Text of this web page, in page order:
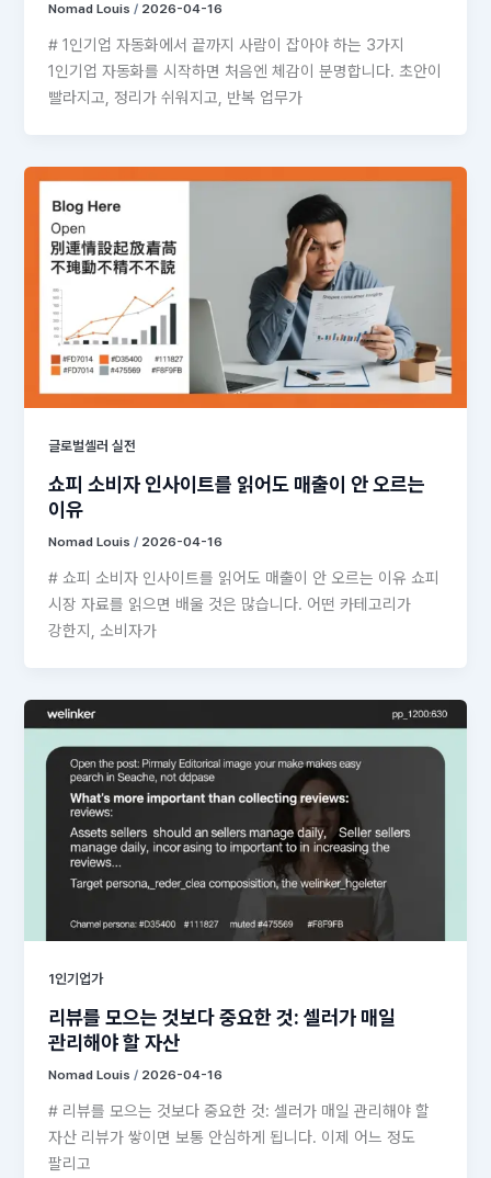
Nomad Louis/ 2026-04-16
# 1인기업 자동화에서 끝까지 사람이 잡아야 하는 3가지
1인기업 자동화를 시작하면 처음엔 체감이 분명합니다. 초안이
빨라지고, 정리가 쉬워지고, 반복 업무가
글로벌셀러 실전
쇼피 소비자 인사이트를 읽어도 매출이 안 오르는
이유
Nomad Louis/ 2026-04-16
# 쇼피 소비자 인사이트를 읽어도 매출이 안 오르는 이유 쇼피
시장 자료를 읽으면 배울 것은 많습니다. 어떤 카테고리가
강한지, 소비자가
1인기업가
리뷰를 모으는 것보다 중요한 것: 셀러가 매일
관리해야 할 자산
Nomad Louis/ 2026-04-16
# 리뷰를 모으는 것보다 중요한 것: 셀러가 매일 관리해야 할
자산 리뷰가 쌓이면 보통 안심하게 됩니다. 이제 어느 정도
팔리고